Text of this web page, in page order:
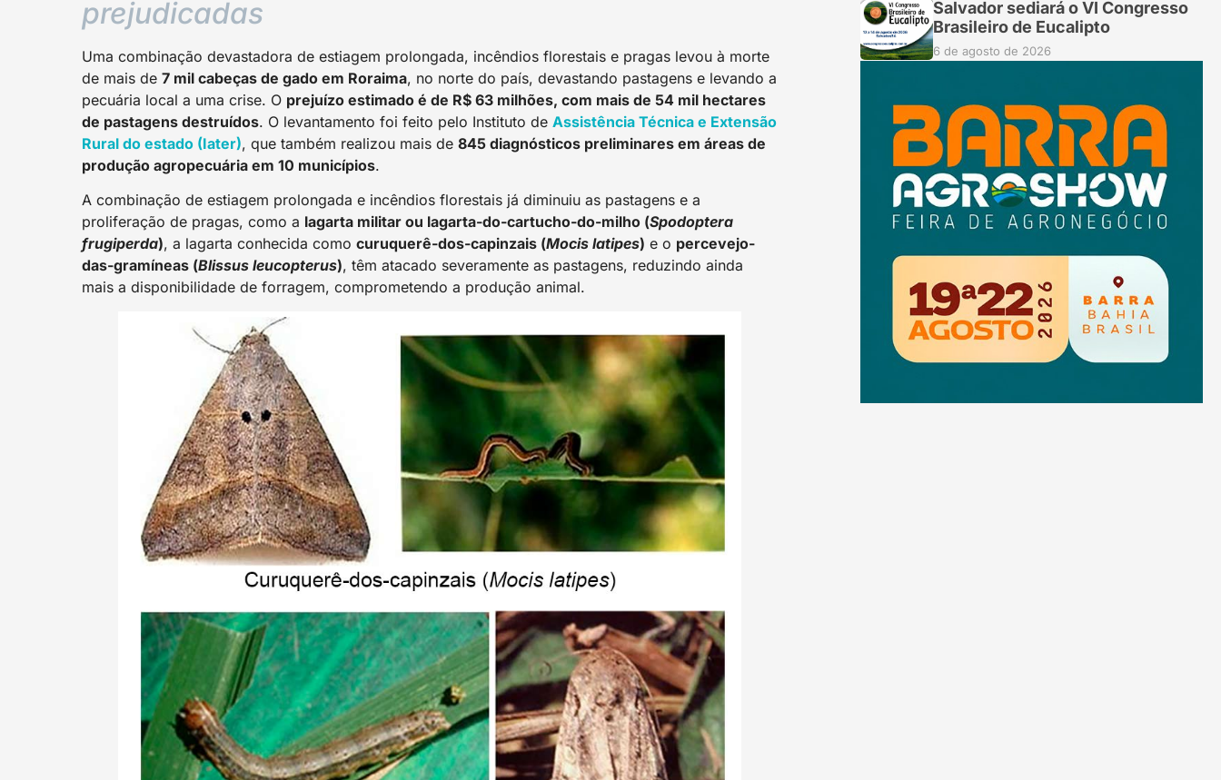
prejudicadas
Uma combinação devastadora de estiagem prolongada, incêndios florestais e pragas levou à morte
de mais de 7 mil cabeças de gado em Roraima, no norte do país, devastando pastagens e levando a
pecuária local a uma crise. O prejuízo estimado é de R$ 63 milhões, com mais de 54 mil hectares
de pastagens destruídos. O levantamento foi feito pelo Instituto de Assistência Técnica e Extensão
Rural do estado (Iater), que também realizou mais de 845 diagnósticos preliminares em áreas de
produção agropecuária em 10 municípios.
A combinação de estiagem prolongada e incêndios florestais já diminuiu as pastagens e a
proliferação de pragas, como a lagarta militar ou lagarta-do-cartucho-do-milho (Spodoptera
frugiperda), a lagarta conhecida como curuquerê-dos-capinzais (Mocis latipes) e o percevejo-
das-gramíneas (Blissus leucopterus), têm atacado severamente as pastagens, reduzindo ainda
mais a disponibilidade de forragem, comprometendo a produção animal.
Salvador sediará o VI Congresso
Brasileiro de Eucalipto
6 de agosto de 2026